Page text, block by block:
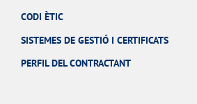
CODI ÈTIC
SISTEMES DE GESTIÓ I CERTIFICATS
PERFIL DEL CONTRACTANT